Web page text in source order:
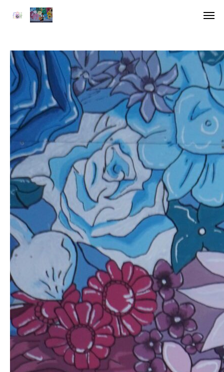
デ
HOME
委員長挨拶
企画一覧１
企画一覧２
参加団体
デジタル雑誌
生明祭PR動画